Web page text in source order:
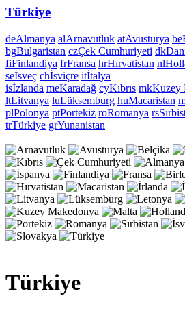
Türkiye
deAlmanya alArnavutluk atAvusturya be
bgBulgaristan czÇek Cumhuriyeti dk
fiFinlandiya frFransa hrHırvatistan nl
seİsveç chİsviçre itİtalya
isİzlanda meKaradağ cyKıbrıs mkKuzey
ltLitvanya luLüksemburg huMacaristan
plPolonya ptPortekiz roRomanya rs
trTürkiye grYunanistan
Türkiye